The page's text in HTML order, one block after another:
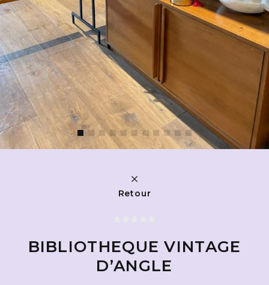
Retour
BIBLIOTHEQUE VINTAGE
D’ANGLE